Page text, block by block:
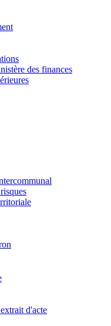
des finances
d'acte